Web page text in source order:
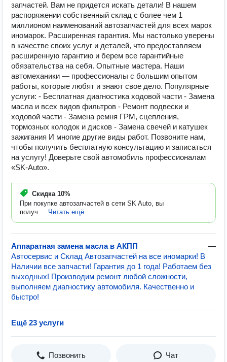
запчастей. Вам не придется искать детали! В нашем
распоряжении собственный склад с более чем 1
миллионом наименований автозапчастей для всех марок
иномарок. Расширенная гарантия. Мы настолько уверены
в качестве своих услуг и деталей, что предоставляем
расширенную гарантию и берем все гарантийные
обязательства на себя. Опытные мастера. Наши
автомеханики — профессионалы с большим опытом
работы, которые любят и знают свое дело. Популярные
услуги: - Бесплатная диагностика ходовой части - Замена
масла и всех видов фильтров - Ремонт подвески и
ходовой части - Замена ремня ГРМ, сцепления,
тормозных колодок и дисков - Замена свечей и катушек
зажигания И многие другие виды работ. Позвоните нам,
чтобы получить бесплатную консультацию и записаться
на услугу! Доверьте свой автомобиль профессионалам
«SK-Auto».
Скидка 10%
При покупке автозапчастей в сети SK Auto, вы
получ...
Читать ещё
Аппаратная замена масла в АКПП
—
Автосервис и Склад Автозапчастей на все иномарки! В
Наличии все запчасти! Гарантия до 1 года! Работаем без
выходных! Производим ремонт любой сложности,
выполняем диагностику автомобиля. Качественно и
быстро!
Ещё 23 услуги
Позвонить Чат